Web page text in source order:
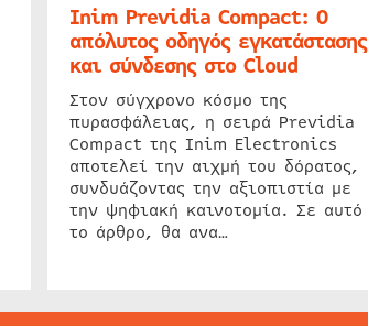
Inim Previdia Compact: Ο
απόλυτος οδηγός εγκατάστασης
και σύνδεσης στο Cloud
Στον σύγχρονο κόσμο της
πυρασφάλειας, η σειρά Previdia
Compact της Inim Electronics
αποτελεί την αιχμή του δόρατος,
συνδυάζοντας την αξιοπιστία με
την ψηφιακή καινοτομία. Σε αυτό
το άρθρο, θα ανα…